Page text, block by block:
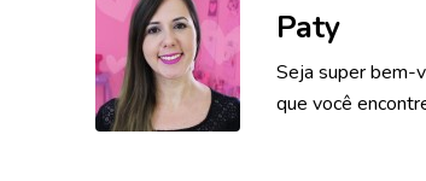
Paty
Seja super bem-
que você